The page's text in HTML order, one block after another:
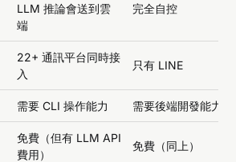
LLM 推論會送到雲
端
完全自控
22+ 通訊平台同時接
入
只有 LINE
需要 CLI 操作能力 需要後端開發能力
免費（但有 LLM API
費用）
免費（同上）